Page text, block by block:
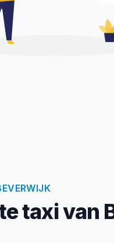
taxi van